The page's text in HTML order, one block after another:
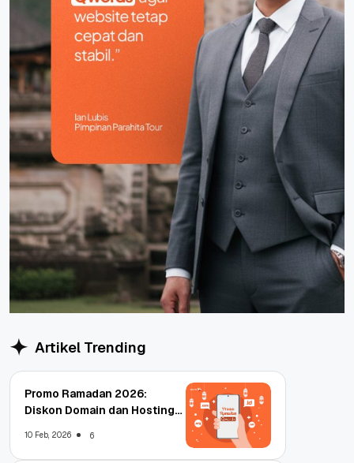
Artikel Trending
Promo Ramadan 2026:
Diskon Domain dan Hosting
10 Feb, 2026 6